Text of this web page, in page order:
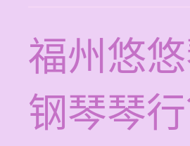
福州悠
钢琴琴行